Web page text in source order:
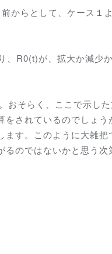
からとして、ケース１
、R0(t)が、拡大か減少
そらく、ここで示した
されているのでしょう
す。このように大雑把
のではないかと思う次